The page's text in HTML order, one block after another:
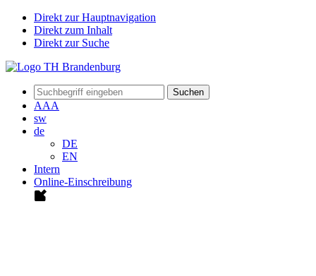
Direkt zur Hauptnavigation
Direkt zum Inhalt
Direkt zur Suche
Suchen
AAA
sw
de
DE
EN
Intern
Online-Einschreibung